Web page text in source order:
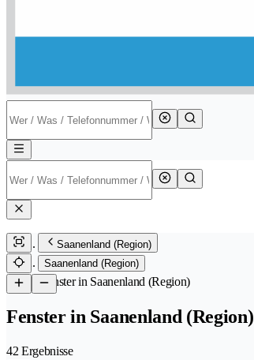
Saanenland (Region)
Saanenland (Region)
/Fenster in Saanenland (Region)
Fenster in Saanenland (Region)
42 Ergebnisse